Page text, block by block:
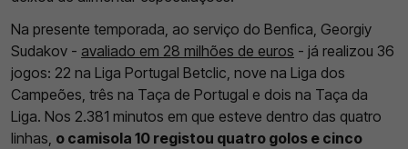
Na presente temporada, ao serviço do Benfica, Georgiy
Sudakov - avaliado em 28 milhões de euros - já realizou 36
jogos: 22 na Liga Portugal Betclic, nove na Liga dos
Campeões, três na Taça de Portugal e dois na Taça da
Liga. Nos 2.381 minutos em que esteve dentro das quatro
linhas, o camisola 10 registou quatro golos e cinco